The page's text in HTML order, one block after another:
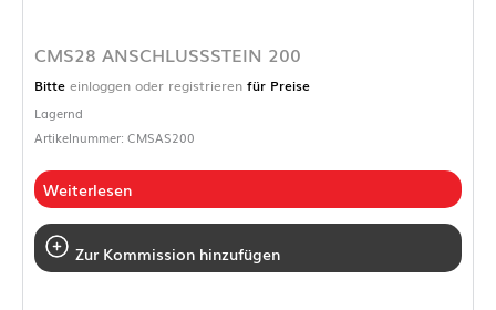
CMS28 ANSCHLUSSSTEIN 200
Bitte einloggen oder registrieren für Preise
Lagernd
Artikelnummer: CMSAS200
Weiterlesen
Zur Kommission hinzufügen